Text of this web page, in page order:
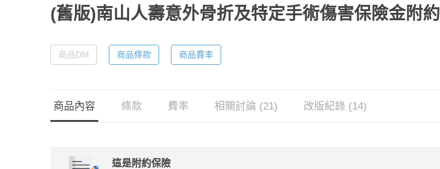
(舊版)南山人壽意外骨折及特定手術傷害保險金附約
商品DM 商品條款 商品費率
商品內容 條款 費率 相關討論 (21) 改版紀錄 (14)
這是附約保險